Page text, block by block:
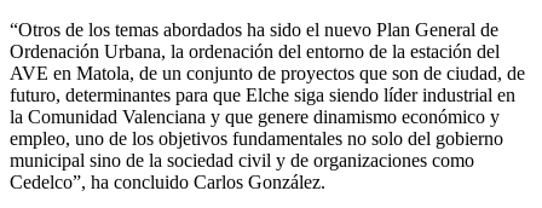
“Otros de los temas abordados ha sido el nuevo Plan General de
Ordenación Urbana, la ordenación del entorno de la estación del
AVE en Matola, de un conjunto de proyectos que son de ciudad, de
futuro, determinantes para que Elche siga siendo líder industrial en
la Comunidad Valenciana y que genere dinamismo económico y
empleo, uno de los objetivos fundamentales no solo del gobierno
municipal sino de la sociedad civil y de organizaciones como
Cedelco”, ha concluido Carlos González.